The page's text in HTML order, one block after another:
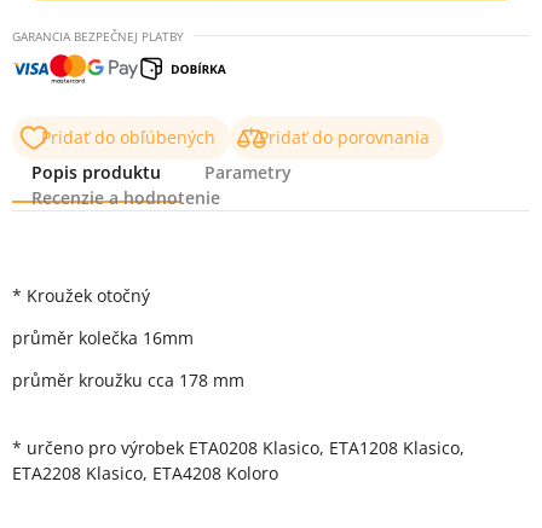
GARANCIA BEZPEČNEJ PLATBY
Pridať do obľúbených
Pridať do porovnania
Popis produktu
Parametry
Recenzie a hodnotenie
* Kroužek otočný
průměr kolečka 16mm
průměr kroužku cca 178 mm
* určeno pro výrobek ETA0208 Klasico, ETA1208 Klasico,
ETA2208 Klasico, ETA4208 Koloro